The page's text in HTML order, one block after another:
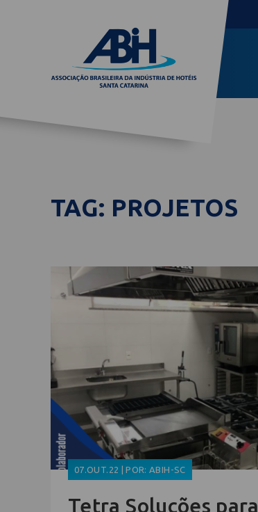
TAG: PROJETOS
07.OUT.22 | POR: ABIH-SC
Tetra Soluções para